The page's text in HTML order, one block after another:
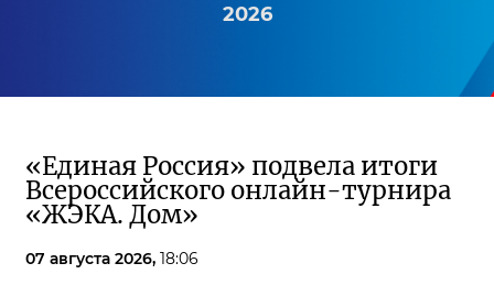
2026
«Единая Россия» подвела итоги
Всероссийского онлайн-турнира
«ЖЭКА. Дом»
07 августа 2026, 18:06